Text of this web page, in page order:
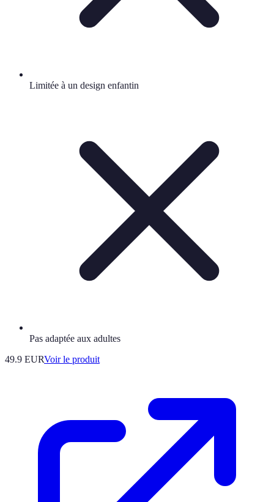
Limitée à un design enfantin
Pas adaptée aux adultes
49.9 EURVoir le produit